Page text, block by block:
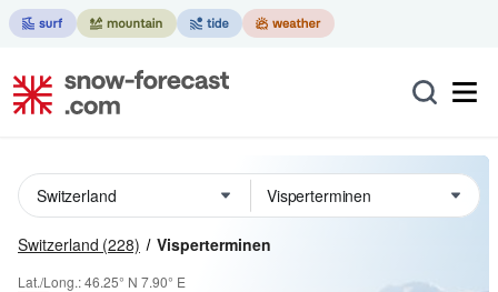
Switzerland (228) Visperterminen
Lat./Long.:46.25° N 7.90° E